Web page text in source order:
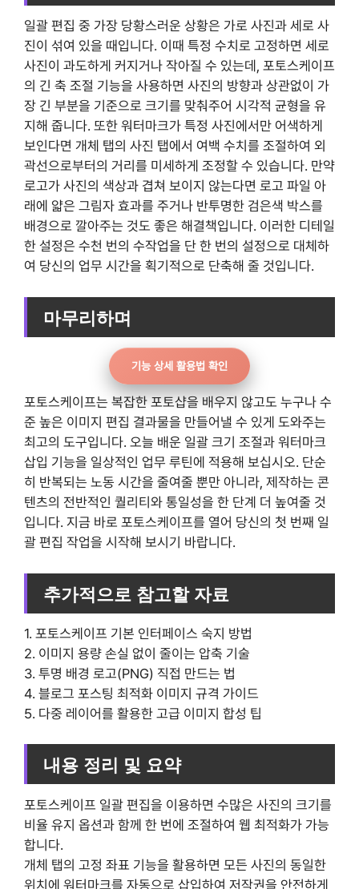
일괄 편집 중 가장 당황스러운 상황은 가로 사진과 세로 사
진이 섞여 있을 때입니다. 이때 특정 수치로 고정하면 세로
사진이 과도하게 커지거나 작아질 수 있는데, 포토스케이프
의 긴 축 조절 기능을 사용하면 사진의 방향과 상관없이 가
장 긴 부분을 기준으로 크기를 맞춰주어 시각적 균형을 유
지해 줍니다. 또한 워터마크가 특정 사진에서만 어색하게
보인다면 개체 탭의 사진 탭에서 여백 수치를 조절하여 외
곽선으로부터의 거리를 미세하게 조정할 수 있습니다. 만약
로고가 사진의 색상과 겹쳐 보이지 않는다면 로고 파일 아
래에 얇은 그림자 효과를 주거나 반투명한 검은색 박스를
배경으로 깔아주는 것도 좋은 해결책입니다. 이러한 디테일
한 설정은 수천 번의 수작업을 단 한 번의 설정으로 대체하
여 당신의 업무 시간을 획기적으로 단축해 줄 것입니다.
마무리하며
기능 상세 활용법 확인
포토스케이프는 복잡한 포토샵을 배우지 않고도 누구나 수
준 높은 이미지 편집 결과물을 만들어낼 수 있게 도와주는
최고의 도구입니다. 오늘 배운 일괄 크기 조절과 워터마크
삽입 기능을 일상적인 업무 루틴에 적용해 보십시오. 단순
히 반복되는 노동 시간을 줄여줄 뿐만 아니라, 제작하는 콘
텐츠의 전반적인 퀄리티와 통일성을 한 단계 더 높여줄 것
입니다. 지금 바로 포토스케이프를 열어 당신의 첫 번째 일
괄 편집 작업을 시작해 보시기 바랍니다.
추가적으로 참고할 자료
1. 포토스케이프 기본 인터페이스 숙지 방법
2. 이미지 용량 손실 없이 줄이는 압축 기술
3. 투명 배경 로고(PNG) 직접 만드는 법
4. 블로그 포스팅 최적화 이미지 규격 가이드
5. 다중 레이어를 활용한 고급 이미지 합성 팁
내용 정리 및 요약
포토스케이프 일괄 편집을 이용하면 수많은 사진의 크기를
비율 유지 옵션과 함께 한 번에 조절하여 웹 최적화가 가능
합니다.
개체 탭의 고정 좌표 기능을 활용하면 모든 사진의 동일한
위치에 워터마크를 자동으로 삽입하여 저작권을 안전하게